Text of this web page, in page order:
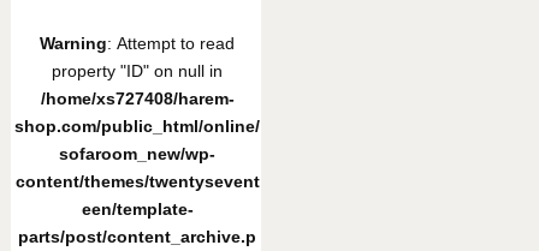
Warning: Attempt to read
property "ID" on null in
/home/xs727408/harem-
shop.com/public_html/online/
sofaroom_new/wp-
content/themes/twentysevent
een/template-
parts/post/content_archive.p